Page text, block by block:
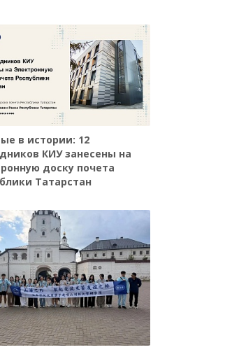
в истории: 12
КИУ занесены на
доску почета
Татарстан